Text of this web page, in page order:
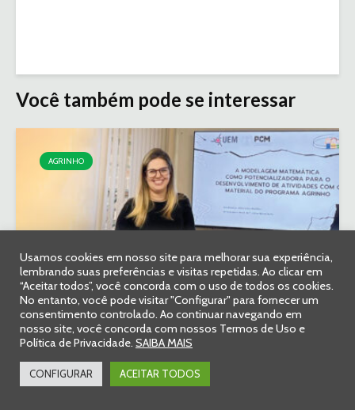
Você também pode se interessar
AGRINHO
Agrinho inspira tese de doutorado
sobre qualidade da água no meio...
6 de agosto de 2026 Comentar 3 min. leitura
Usamos cookies em nosso site para melhorar sua experiência,
lembrando suas preferências e visitas repetidas. Ao clicar em
“Aceitar todos”, você concorda com o uso de todos os cookies.
No entanto, você pode visitar "Configurar" para fornecer um
consentimento controlado. Ao continuar navegando em
nosso site, você concorda com nossos Termos de Uso e
Política de Privacidade. SAIBA MAIS
CONFIGURAR ACEITAR TODOS